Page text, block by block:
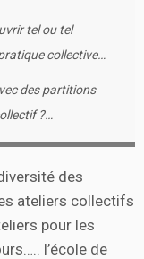
tel ou tel
collective…
des partitions
?…
des
ateliers collectifs
pour les
l’école de